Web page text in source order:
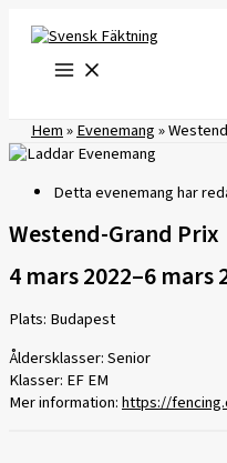
innehåll
Hem»Evenemang»
Detta evenemang har
Westend-Grand Prix
4 mars 2022–6 mars
Plats: Budapest
Åldersklasser: Senior
Klasser: EF EM
Mer information:https://